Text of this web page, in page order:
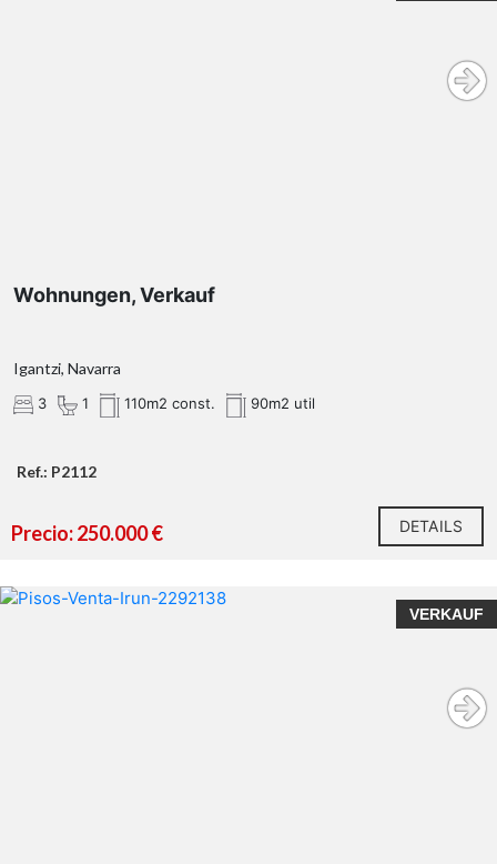
Wohnungen, Verkauf
Igantzi, Navarra
3 1 110m2 const. 90m2 util
Ref.: P2112
Precio: 250.000 € DETAILS
VERKAUF